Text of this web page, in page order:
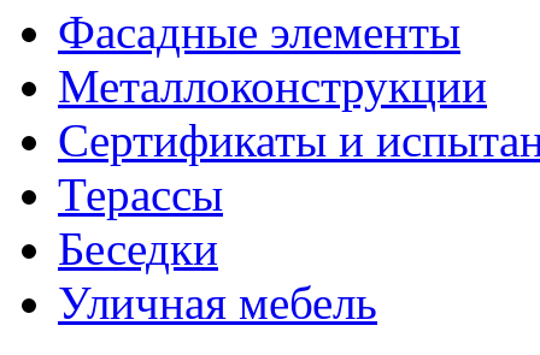
Фасадные элементы
Металлоконструкции
Сертификаты и
Терассы
Беседки
Уличная мебель